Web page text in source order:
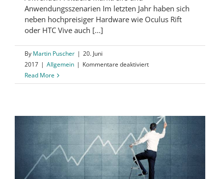
Anwendungsszenarien Im letzten Jahr haben sich
neben hochpreisiger Hardware wie Oculus Rift
oder HTC Vive auch [...]
By Martin Puscher | 20. Juni
2017 | Allgemein | Kommentare deaktiviertfür
Welten
in
der
virtuellen
Realität
Read More